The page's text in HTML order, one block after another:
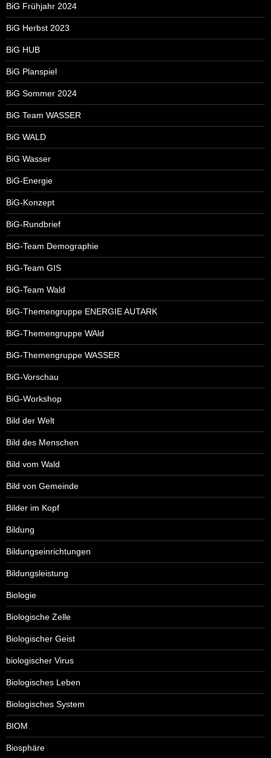
BiG Frühjahr 2024
BiG Herbst 2023
BiG HUB
BiG Planspiel
BiG Sommer 2024
BiG Team WASSER
BiG WALD
BiG Wasser
BiG-Energie
BiG-Konzept
BiG-Rundbrief
BiG-Team Demographie
BiG-Team GIS
BiG-Team Wald
BiG-Themengruppe ENERGIE AUTARK
BiG-Themengruppe WAld
BiG-Themengruppe WASSER
BiG-Vorschau
BiG-Workshop
Bild der Welt
Bild des Menschen
Bild vom Wald
Bild von Gemeinde
Bilder im Kopf
Bildung
Bildungseinrichtungen
Bildungsleistung
Biologie
Biologische Zelle
Biologischer Geist
biologischer Virus
Biologisches Leben
Biologisches System
BIOM
Biosphäre